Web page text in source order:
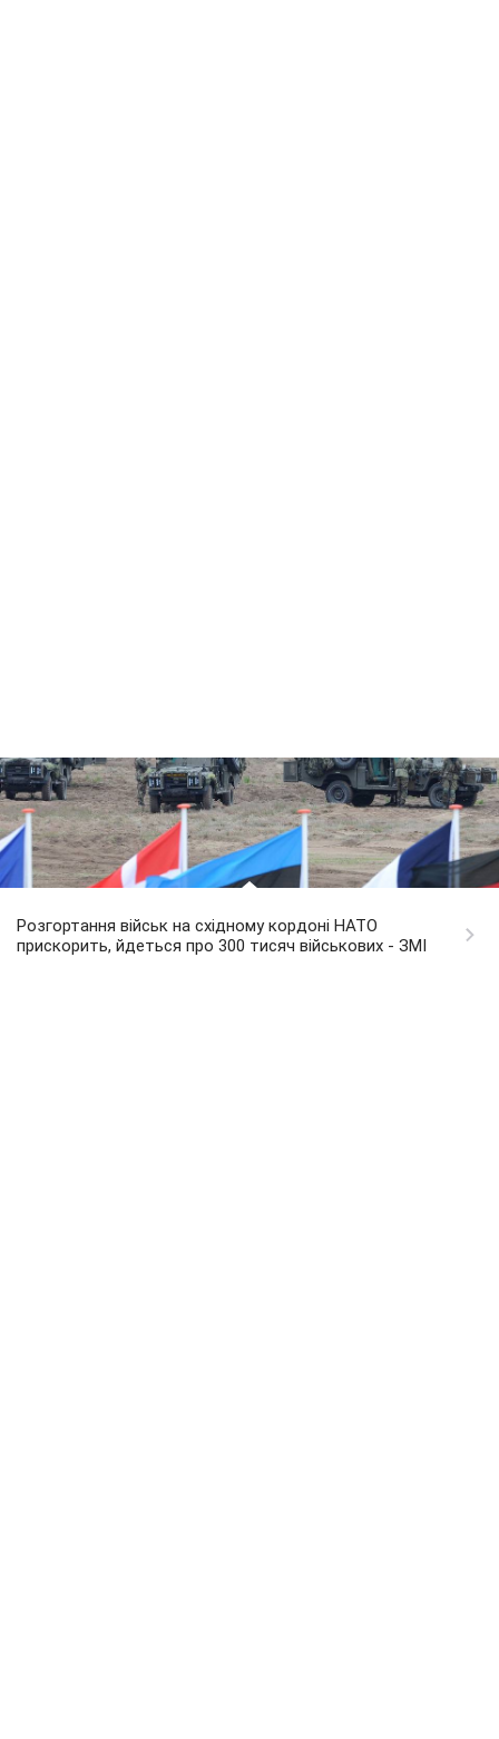
Розгортання військ на східному кордоні НАТО
прискорить, йдеться про 300 тисяч військових - ЗМІ